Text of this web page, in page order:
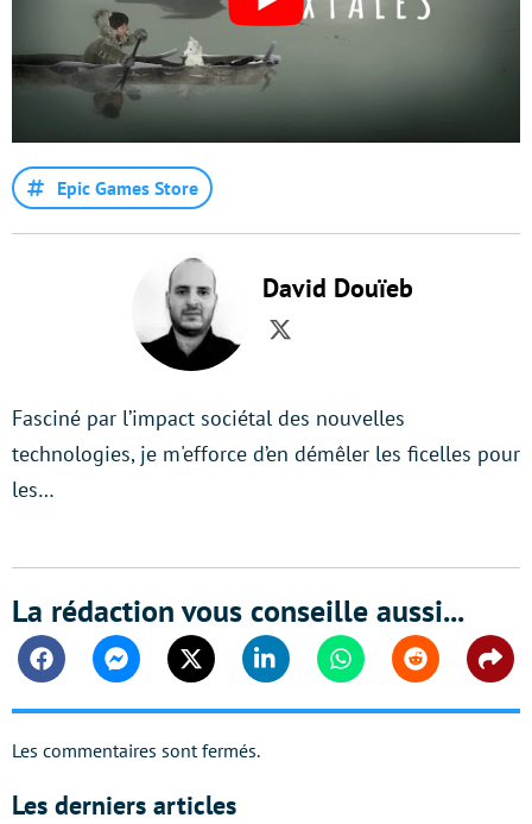
Epic Games Store
David Douïeb
Twitter
Fasciné par l’impact sociétal des nouvelles
technologies, je m'efforce d’en démêler les ficelles pour
les…
La rédaction vous conseille aussi...
FacebookMessengerTwitter Linkedin WhatsappReddit
Les commentaires sont fermés.
Les derniers articles